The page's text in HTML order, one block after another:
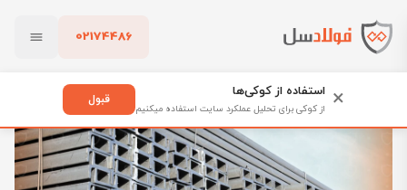
02174486
پاک کردن
فولادسل
× استفاده از کوکی‌ها
از کوکی برای تحلیل عملکرد سایت استفاده میکنیم
قبول